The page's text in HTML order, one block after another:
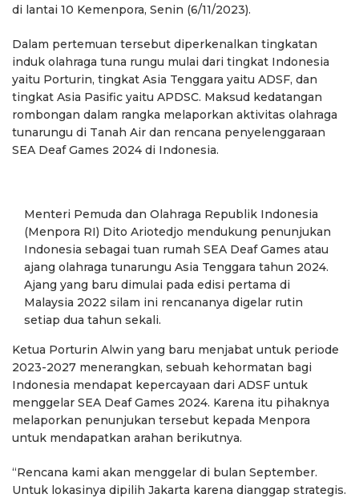
di lantai 10 Kemenpora, Senin (6/11/2023).
Dalam pertemuan tersebut diperkenalkan tingkatan
induk olahraga tuna rungu mulai dari tingkat Indonesia
yaitu Porturin, tingkat Asia Tenggara yaitu ADSF, dan
tingkat Asia Pasific yaitu APDSC. Maksud kedatangan
rombongan dalam rangka melaporkan aktivitas olahraga
tunarungu di Tanah Air dan rencana penyelenggaraan
SEA Deaf Games 2024 di Indonesia.
Menteri Pemuda dan Olahraga Republik Indonesia
(Menpora RI) Dito Ariotedjo mendukung penunjukan
Indonesia sebagai tuan rumah SEA Deaf Games atau
ajang olahraga tunarungu Asia Tenggara tahun 2024.
Ajang yang baru dimulai pada edisi pertama di
Malaysia 2022 silam ini rencananya digelar rutin
setiap dua tahun sekali.
Ketua Porturin Alwin yang baru menjabat untuk periode
2023-2027 menerangkan, sebuah kehormatan bagi
Indonesia mendapat kepercayaan dari ADSF untuk
menggelar SEA Deaf Games 2024. Karena itu pihaknya
melaporkan penunjukan tersebut kepada Menpora
untuk mendapatkan arahan berikutnya.
“Rencana kami akan menggelar di bulan September.
Untuk lokasinya dipilih Jakarta karena dianggap strategis.